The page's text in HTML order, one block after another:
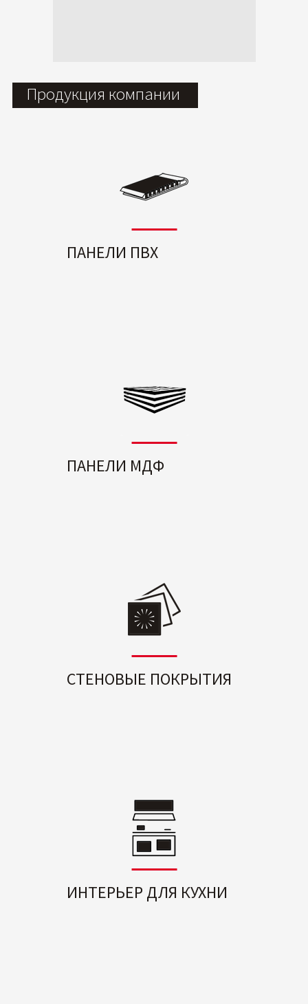
Продукция компании
ПАНЕЛИ ПВХ
ПАНЕЛИ МДФ
СТЕНОВЫЕ ПОКРЫТИЯ
ИНТЕРЬЕР ДЛЯ КУХНИ